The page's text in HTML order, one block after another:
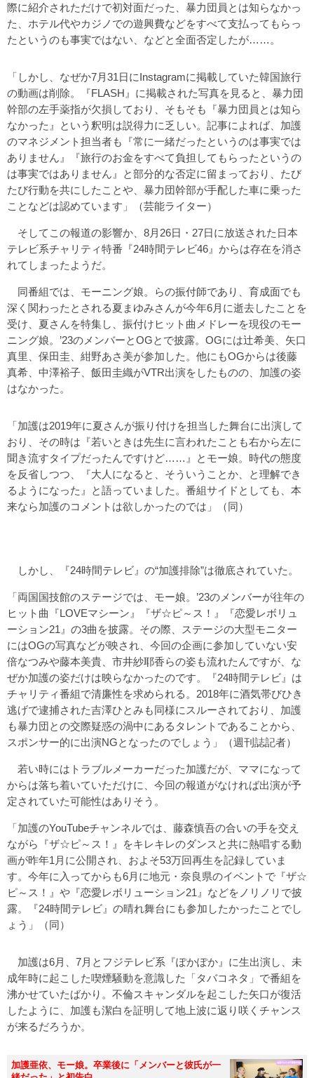
際に紹介されただけで初対面だった、暴力団員とは知らなかっ
た、ホテル代やカジノでの遊興費などをすべて支払ってもらっ
たというのも事実ではない、などと全面否定したが……。
「しかし、なぜか7月31日にInstagramに掲載していた韓国旅行
の動画は削除。『FLASH』に掲載された写真を見ると、暴力団
幹部の左手薬指が欠損しており、そもそも『暴力団員とは知ら
なかった』という釈明は説得力に乏しい。記事によれば、加護
のマネジメント担当者も『常に一緒だったというのは事実では
ありません』『旅行のお金をすべて負担してもらったというの
は事実ではありません』と部分的な否定に留まっており、たび
たび行動を共にしたことや、暴力団幹部が手配した車に乗った
ことなどは認めています」（芸能ライター）
そしてこの報道の影響か、8月26日・27日に放送された日本
テレビ系チャリティ特番『24時間テレビ46』からは存在を消さ
れてしまったようだ。
同番組では、モーニング娘。らの振付師であり、育成面でも
深く関わったとされる夏まゆみさんが今年6月に逝去したことを
受け、夏さんを特集し、振付けヒット曲メドレーを現役のモー
ニング娘。’23のメンバーとOGとで披露。OGには辻希美、矢口
真里、保田圭、紺野あさ美が参加した。他にもOGからは後藤
真希、中澤裕子、飯田圭織がVTR出演をしたものの、加護の姿
はなかった。
「加護は2019年に夏さんが振り付けを担当した舞台に出演して
おり、その時は『若いときは先生に言われたことも右から左に
聞き流すタイプだったんですけど……』とモー娘。時代の態度
を反省しつつ、『大人になると、そういうことか、と理解でき
るようになった』と語っていました。番組サイドとしても、本
来なら加護のコメントは欲しかったのでは」（同）
しかし、『24時間テレビ』の“加護排除”は徹底されていた。
「両国国技館のステージでは、モー娘。’23のメンバーが往年の
ヒット曲『LOVEマシーン』『ザ☆ピ～ス！』『恋愛レボリュ
ーション21』の3曲を披露。その際、ステージの大型モニター
にはOGの写真などが映され、今回の企画に参加していない安
倍なつみや藤本美貴、市井紗耶香らの姿も流れたんですが、な
ぜか加護の姿だけは映らなかったのです。『24時間テレビ』は
チャリティ番組で清廉性を求められる。2018年に酒気帯びひき
逃げで逮捕された吉澤ひとみも同様にスルーされており、加護
も暴力団との交際疑惑の渦中にあるタレントであることから、
スポンサー的に出演NGとなったのでしょう」（週刊誌記者）
若い時にはトラブルメーカーだった加護だが、ママになって
からは落ち着いていただけに、今回の報道がなければ出演が予
定されていた可能性はありそう。
「加護のYouTubeチャンネルでは、藤森慎吾の合いの手を交え
ながら『ザ☆ピ～ス！』をキレキレのダンスと共に熱唱する動
画が昨年1月に公開され、およそ53万回再生を記録していま
す。今年に入ってからも6月に地元・奈良県のイベントで『ザ☆
ピ～ス！』や『恋愛レボリューション21』などをノリノリで披
露。『24時間テレビ』の晴れ舞台にも参加したかったことでし
ょう」（同）
加護は6月、7月とフジテレビ系『ぽかぽか』に生出演し、未
成年時に起こした喫煙騒動を意識した「タバコネタ」で番組を
沸かせていたばかり。不倫スキャンダルを起こした矢口が復活
したように、加護も潔白を証明して地上波に返り咲くチャンス
が来るだろうか。
加護亜依、モー娘。卒業後に「メンバーと彼氏が一